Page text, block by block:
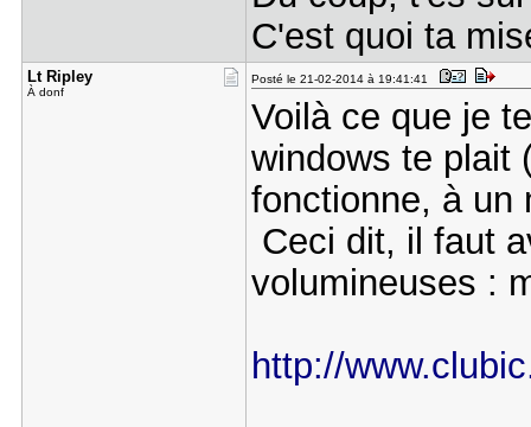
C'est quoi ta
Lt Ripley
À donf
Posté le 21-02-2014 à 19:41:41
Voilà ce que je
windows te plait
fonctionne, à un
Ceci dit, il faut
volumineuses :
http://